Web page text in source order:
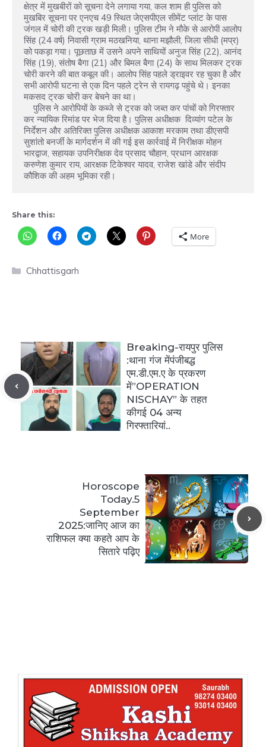
क्षेत्र में मुखबीरों को सूचना देने लगाया गया, कल शाम ही पुलिस को
मुखबिर सूचना पर एनएच 49 स्थित जेएसपीएल सीमेंट प्लांट के पास
जंगल में चोरी की ट्रक खड़ी मिली। पुलिस टीम ने मौके से आरोपी आलोप
सिंह (24 वर्ष) निवासी ग्राम मठखनिया, थाना मझौली, जिला सीधी (मप्र)
को पकड़ा गया। पूछताछ में उसने अपने साथियों अनुज सिंह (22), आनंद
सिंह (19), संतोष बैगा (21) और बिमल बैगा (24) के साथ मिलकर ट्रक
चोरी करने की बात कबूल की। आलोप सिंह पहले ड्राइवर रह चुका है और
सभी आरोपी घटना से एक दिन पहले ट्रेन से रायगढ़ पहुंचे थे। इनका
मकसद ट्रक चोरी कर बेचने का था।
कर न्यायिक रिमांड पर भेज दिया है। पुलिस अधीक्षक  दिव्यांग पटेल के
निर्देशन और अतिरिक्त पुलिस अधीक्षक आकाश मरकाम तथा डीएसपी
सुशांतो बनर्जी के मार्गदर्शन में की गई इस कार्रवाई में निरीक्षक मोहन
भारद्वाज, सहायक उपनिरीक्षक देव प्रसाद चौहान, प्रधान आरक्षक
करुणेश कुमार राय, आरक्षक टिकेश्वर यादव, राजेश खांडे और संदीप
कौशिक की अहम भूमिका रही।
Share this:
More
Categories
Chhattisgarh
Breaking-रायपुर पुलिस
:थाना गंज मेंपंजीबद्ध
एम.डी.एम.ए के प्रकरण
में”OPERATION
NISCHAY” के तहत
कीगई 04 अन्य
गिरफ्तारियां..
Horoscope
Today.5
September
2025:जानिए आज का
राशिफल क्या कहते आप के
सितारे पढ़िए